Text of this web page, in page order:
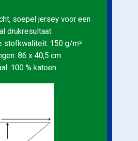
soepel jersey voor een
drukresultaat
stofkwaliteit: 150 g/m²
86 x 40,5 cm
100 % katoen